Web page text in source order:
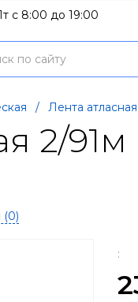
с 8:00 до 19:00
/ Лента атласная
2/
(0)
: